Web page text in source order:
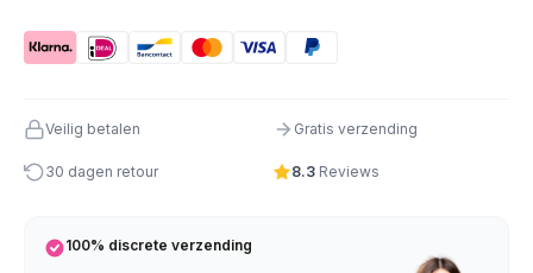
Veilig betalen Gratis verzending
30 dagen retour 8.3 Reviews
100% discrete verzending